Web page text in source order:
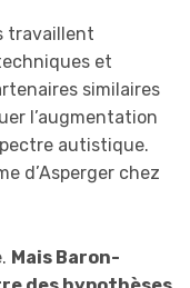
travaillent
et
similaires
l’augmentation
autistique.
d’Asperger chez
Mais Baron-